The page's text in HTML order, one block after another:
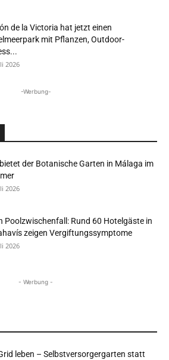
de la Victoria hat jetzt einen
mit Pflanzen, Outdoor-
2026
-Werbung-
der Botanische Garten in Málaga im
2026
Poolzwischenfall: Rund 60 Hotelgäste in
zeigen Vergiftungssymptome
2026
- Werbung -
leben – Selbstversorgergarten statt